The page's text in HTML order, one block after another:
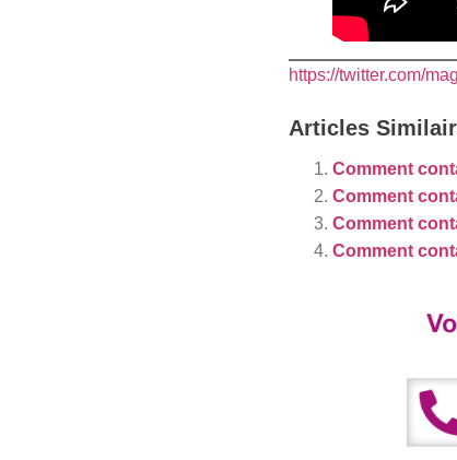
https://twitter.com/
Articles
Comment
Comment
Comment
Comment